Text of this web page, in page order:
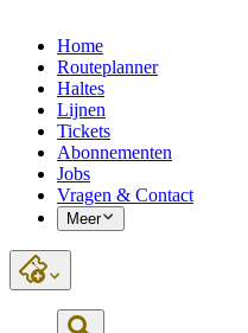
Home
Routeplanner
Haltes
Lijnen
Tickets
Abonnementen
Jobs
Vragen & Contact
Meer